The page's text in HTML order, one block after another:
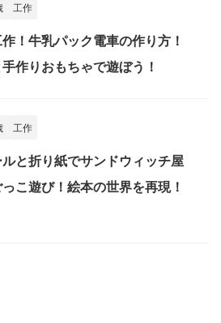
工作
！牛乳パック電車の作り方！
作りおもちゃで遊ぼう！
工作
と折り紙でサンドウィッチ屋
こ遊び！絵本の世界を再現！